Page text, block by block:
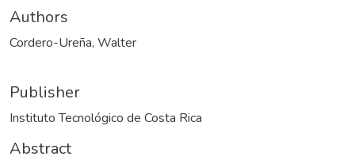
Authors
Cordero-Ureña, Walter
Publisher
Instituto Tecnológico de Costa Rica
Abstract